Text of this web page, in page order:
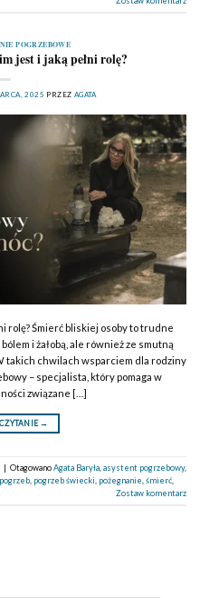
POGRZEBOWE
jest i jaką pełni rolę?
2025 PRZEZ AGATA
rolę? Śmierć bliskiej osoby to trudne
i żałobą, ale również ze smutną
takich chwilach wsparciem dla rodziny
– specjalista, który pomaga w
związane […]
→
| OtagowanoAgata Baryła asystent pogrzebowy,
pogrzeb pogrzeb świecki pożegnanie śmierć
Zostaw komentarz